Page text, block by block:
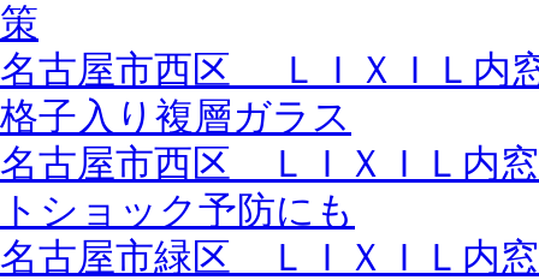
策
名古屋市西区 ＬＩＸＩＬ内
格子入り複層ガラス
名古屋市西区 ＬＩＸＩＬ内
トショック予防にも
名古屋市緑区 ＬＩＸＩＬ内